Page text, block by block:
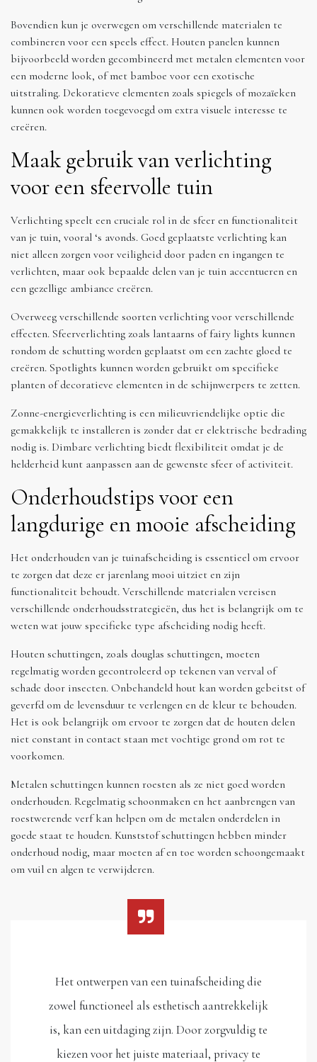
Bovendien kun je overwegen om verschillende materialen te
combineren voor een speels effect. Houten panelen kunnen
bijvoorbeeld worden gecombineerd met metalen elementen voor
een moderne look, of met bamboe voor een exotische
uitstraling. Dekoratieve elementen zoals spiegels of mozaïeken
kunnen ook worden toegevoegd om extra visuele interesse te
creëren.
Maak gebruik van verlichting
voor een sfeervolle tuin
Verlichting speelt een cruciale rol in de sfeer en functionaliteit
van je tuin, vooral ‘s avonds. Goed geplaatste verlichting kan
niet alleen zorgen voor veiligheid door paden en ingangen te
verlichten, maar ook bepaalde delen van je tuin accentueren en
een gezellige ambiance creëren.
Overweeg verschillende soorten verlichting voor verschillende
effecten. Sfeerverlichting zoals lantaarns of fairy lights kunnen
rondom de schutting worden geplaatst om een zachte gloed te
creëren. Spotlights kunnen worden gebruikt om specifieke
planten of decoratieve elementen in de schijnwerpers te zetten.
Zonne-energieverlichting is een milieuvriendelijke optie die
gemakkelijk te installeren is zonder dat er elektrische bedrading
nodig is. Dimbare verlichting biedt flexibiliteit omdat je de
helderheid kunt aanpassen aan de gewenste sfeer of activiteit.
Onderhoudstips voor een
langdurige en mooie afscheiding
Het onderhouden van je tuinafscheiding is essentieel om ervoor
te zorgen dat deze er jarenlang mooi uitziet en zijn
functionaliteit behoudt. Verschillende materialen vereisen
verschillende onderhoudsstrategieën, dus het is belangrijk om te
weten wat jouw specifieke type afscheiding nodig heeft.
Houten schuttingen, zoals douglas schuttingen, moeten
regelmatig worden gecontroleerd op tekenen van verval of
schade door insecten. Onbehandeld hout kan worden gebeitst of
geverfd om de levensduur te verlengen en de kleur te behouden.
Het is ook belangrijk om ervoor te zorgen dat de houten delen
niet constant in contact staan met vochtige grond om rot te
voorkomen.
Metalen schuttingen kunnen roesten als ze niet goed worden
onderhouden. Regelmatig schoonmaken en het aanbrengen van
roestwerende verf kan helpen om de metalen onderdelen in
goede staat te houden. Kunststof schuttingen hebben minder
onderhoud nodig, maar moeten af en toe worden schoongemaakt
om vuil en algen te verwijderen.
Het ontwerpen van een tuinafscheiding die
zowel functioneel als esthetisch aantrekkelijk
is, kan een uitdaging zijn. Door zorgvuldig te
kiezen voor het juiste materiaal, privacy te